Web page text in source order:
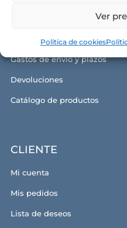
Ver
Política de cookies
Condiciones generales de
Formas de pago
Gastos de envío y plazos
Devoluciones
Catálogo de productos
CLIENTE
Mi cuenta
Mis pedidos
Lista de deseos